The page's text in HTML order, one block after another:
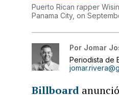
Puerto Rican rapper
Panama City, on
Por Jomar
Periodista de
Billboard